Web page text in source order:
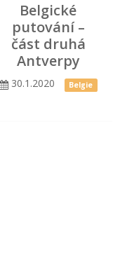
Belgické
putování –
část druhá
Antverpy
30.1.2020 Belgie